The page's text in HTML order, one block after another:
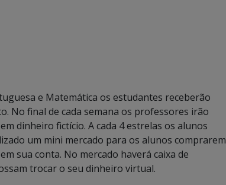
e Matemática os estudantes receberão
No final de cada semana os professores irão
dinheiro fictício. A cada 4 estrelas os alunos
um mini mercado para os alunos comprarem
sua conta. No mercado haverá caixa de
trocar o seu dinheiro virtual.